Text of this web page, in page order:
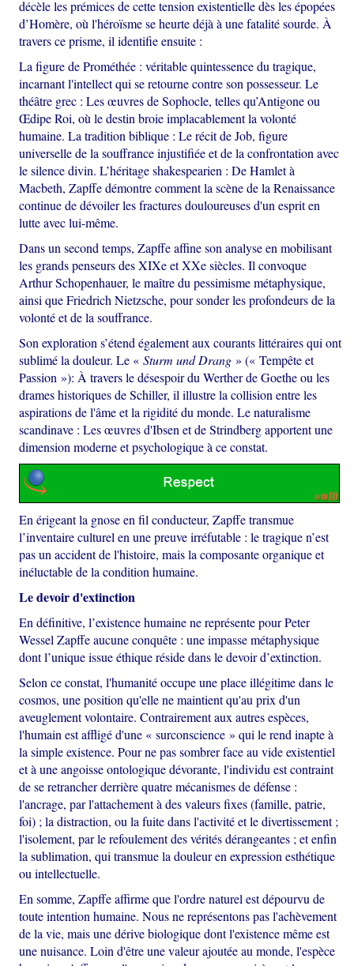
décèle les prémices de cette tension existentielle dès les épopées
d’Homère, où l'héroïsme se heurte déjà à une fatalité sourde. À
travers ce prisme, il identifie ensuite :
La figure de Prométhée : véritable quintessence du tragique,
incarnant l'intellect qui se retourne contre son possesseur. Le
théâtre grec : Les œuvres de Sophocle, telles qu’Antigone ou
Œdipe Roi, où le destin broie implacablement la volonté
humaine. La tradition biblique : Le récit de Job, figure
universelle de la souffrance injustifiée et de la confrontation avec
le silence divin. L’héritage shakespearien : De Hamlet à
Macbeth, Zapffe démontre comment la scène de la Renaissance
continue de dévoiler les fractures douloureuses d'un esprit en
lutte avec lui-même.
Dans un second temps, Zapffe affine son analyse en mobilisant
les grands penseurs des XIXe et XXe siècles. Il convoque
Arthur Schopenhauer, le maître du pessimisme métaphysique,
ainsi que Friedrich Nietzsche, pour sonder les profondeurs de la
volonté et de la souffrance.
Son exploration s’étend également aux courants littéraires qui ont
sublimé la douleur. Le «Sturm und Drang » (« Tempête et
Passion »): À travers le désespoir du Werther de Goethe ou les
drames historiques de Schiller, il illustre la collision entre les
aspirations de l'âme et la rigidité du monde. Le naturalisme
scandinave : Les œuvres d'Ibsen et de Strindberg apportent une
dimension moderne et psychologique à ce constat.
En érigeant la gnose en fil conducteur, Zapffe transmue
l’inventaire culturel en une preuve irréfutable : le tragique n’est
pas un accident de l'histoire, mais la composante organique et
inéluctable de la condition humaine.
Le devoir d'extinction
En définitive, l’existence humaine ne représente pour Peter
Wessel Zapffe aucune conquête : une impasse métaphysique
dont l’unique issue éthique réside dans le devoir d’extinction.
Selon ce constat, l'humanité occupe une place illégitime dans le
cosmos, une position qu'elle ne maintient qu'au prix d'un
aveuglement volontaire. Contrairement aux autres espèces,
l'humain est affligé d'une « surconscience » qui le rend inapte à
la simple existence. Pour ne pas sombrer face au vide existentiel
et à une angoisse ontologique dévorante, l'individu est contraint
de se retrancher derrière quatre mécanismes de défense :
l'ancrage, par l'attachement à des valeurs fixes (famille, patrie,
foi) ; la distraction, ou la fuite dans l'activité et le divertissement ;
l'isolement, par le refoulement des vérités dérangeantes ; et enfin
la sublimation, qui transmue la douleur en expression esthétique
ou intellectuelle.
En somme, Zapffe affirme que l'ordre naturel est dépourvu de
toute intention humaine. Nous ne représentons pas l'achèvement
de la vie, mais une dérive biologique dont l'existence même est
une nuisance. Loin d'être une valeur ajoutée au monde, l'espèce